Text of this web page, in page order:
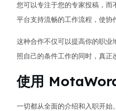
您可以专注于您的专家投稿，而
平台支持流畅的工作流程，使协
这种合作不仅可以提高你的职
照自己的条件工作的同时，真正
使用
一切都从全面的介绍和入职开始